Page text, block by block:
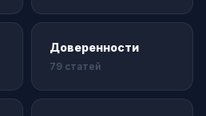
Доверенности
79 статей